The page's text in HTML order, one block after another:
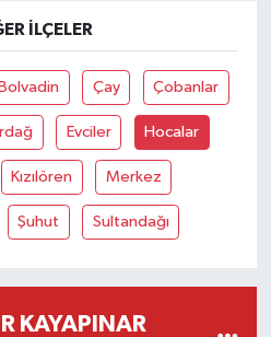
İLÇELER
Bolvadin Çay Çobanlar
Evciler Hocalar
Kızılören Merkez
Şuhut Sultandağı
KAYAPINAR